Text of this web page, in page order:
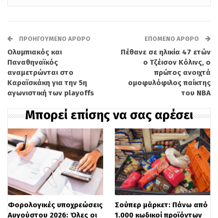
αβεβαιότητας, η ενέργεια αποτελεί
πυλώνα ασφάλειας και στρατηγικής
αυτονομίας για τη χώρα.
το φορολογικό πλαίσιο μέσω της
ενσωμάτωσης των ευρωπαϊκών οδηγιών
DAC 8 και DAC 9, ενισχύοντας τη
διαφάνεια στον τομέα των
κρυπτοστοιχείων και των πολυεθνικών
εταιρειών. Μια σημαντική καινοτομία
ΠΡΟΗΓΟΎΜΕΝΟ ΆΡΘΡΟ
Ολυμπιακός και
Παναθηναϊκός
αναμετρώνται στο
Καραϊσκάκη για την 5η
αγωνιστική των playoffs
ΕΠΌΜΕΝΟ ΆΡΘΡΟ
Πέθανε σε ηλικία 47 ετών
ο Τζέισον Κόλινς, ο
πρώτος ανοιχτά
ομοφυλόφιλος παίκτης
του NBA
Μπορεί επίσης να σας αρέσει
Φορολογικές υποχρεώσεις
Αυγούστου 2026: Όλες οι
Σούπερ μάρκετ: Πάνω από
1.000 κωδικοί προϊόντων